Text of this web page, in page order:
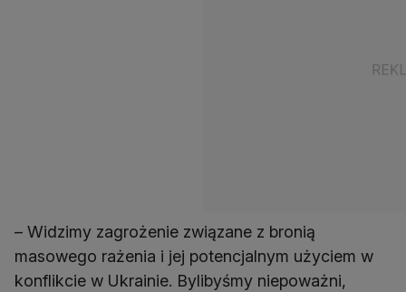
– Widzimy zagrożenie związane z bronią
masowego rażenia i jej potencjalnym użyciem w
konflikcie w Ukrainie. Bylibyśmy niepoważni,